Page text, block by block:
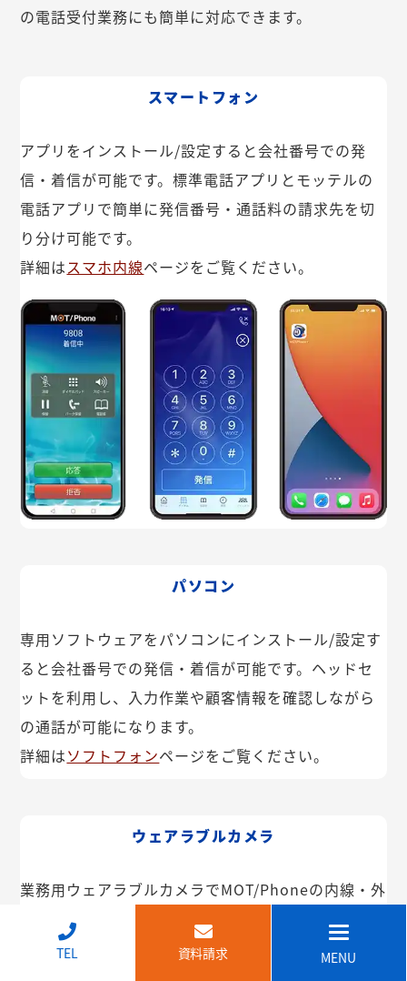
の電話受付業務にも簡単に対応できます。
スマートフォン
アプリをインストール/設定すると会社番号での発
信・着信が可能です。標準電話アプリとモッテルの
電話アプリで簡単に発信番号・通話料の請求先を切
り分け可能です。
詳細はスマホ内線ページをご覧ください。
パソコン
専用ソフトウェアをパソコンにインストール/設定す
ると会社番号での発信・着信が可能です。ヘッドセ
ットを利用し、入力作業や顧客情報を確認しながら
の通話が可能になります。
詳細はソフトフォンページをご覧ください。
ウェアラブルカメラ
業務用ウェアラブルカメラでMOT/Phoneの内線・外
線が利用できます。インカム機能や映像共有なども
可能。IP68で防塵・防水で建設現場などでも安心し
TEL 資料請求 MENU